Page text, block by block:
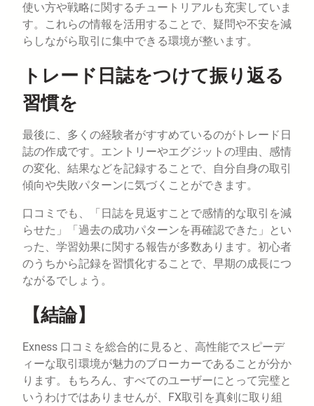
使い方や戦略に関するチュートリアルも充実していま
す。これらの情報を活用することで、疑問や不安を減
らしながら取引に集中できる環境が整います。
トレード日誌をつけて振り返る
習慣を
最後に、多くの経験者がすすめているのがトレード日
誌の作成です。エントリーやエグジットの理由、感情
の変化、結果などを記録することで、自分自身の取引
傾向や失敗パターンに気づくことができます。
口コミでも、「日誌を見返すことで感情的な取引を減
らせた」「過去の成功パターンを再確認できた」とい
った、学習効果に関する報告が多数あります。初心者
のうちから記録を習慣化することで、早期の成長につ
ながるでしょう。
【結論】
Exness 口コミを総合的に見ると、高性能でスピーデ
ィーな取引環境が魅力のブローカーであることが分か
ります。もちろん、すべてのユーザーにとって完璧と
いうわけではありませんが、FX取引を真剣に取り組